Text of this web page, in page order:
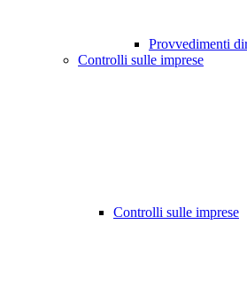
Provvedimenti
Controlli sulle imprese
Controlli sulle imprese